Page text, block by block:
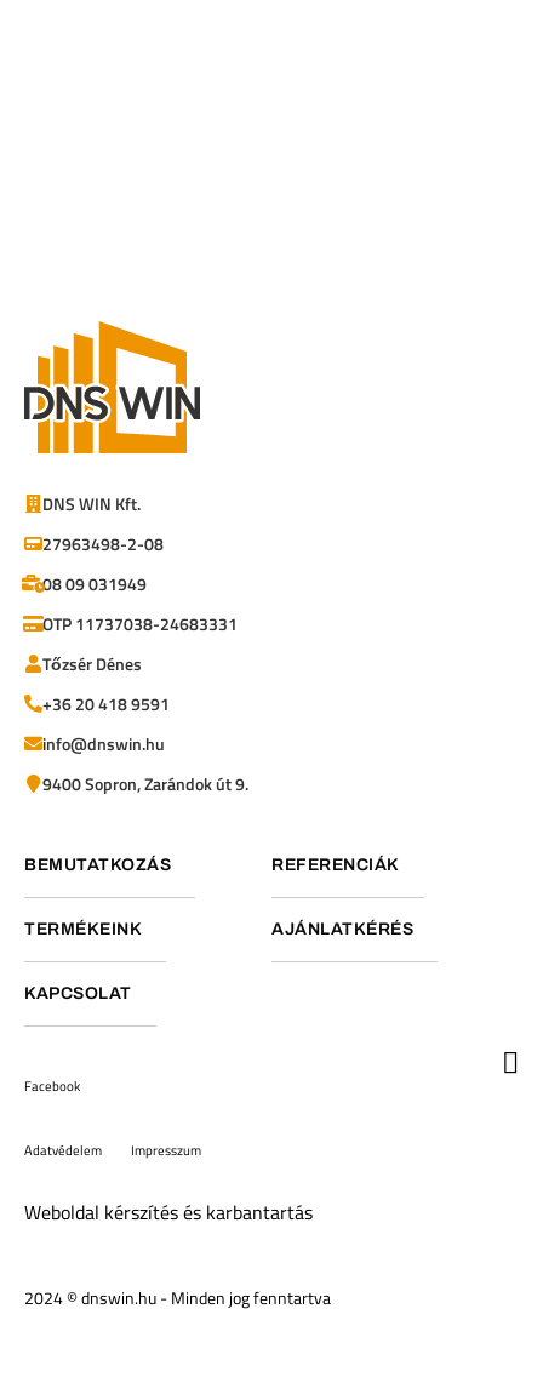
DNS WIN Kft.
27963498-2-08
08 09 031949
OTP 11737038-24683331
Tőzsér Dénes
+36 20 418 9591
info@dnswin.hu
9400 Sopron, Zarándok út 9.
BEMUTATKOZÁS REFERENCIÁK
TERMÉKEINK AJÁNLATKÉRÉS
KAPCSOLAT
Facebook
Adatvédelem Impresszum
Weboldal kérszítés és karbantartás
2024 © dnswin.hu - Minden jog fenntartva